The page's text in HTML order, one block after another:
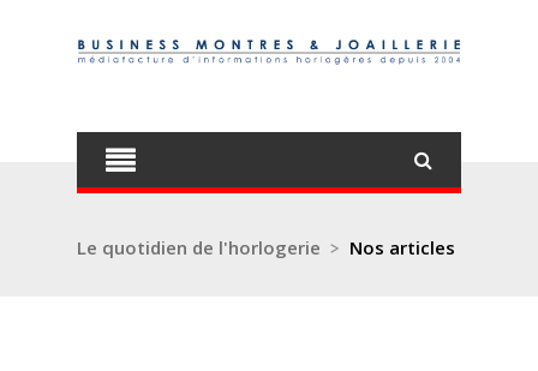
Le quotidien de l'horlogerie > Nos articles